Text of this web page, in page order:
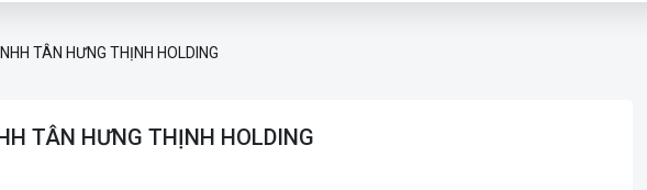
TÂN HƯNG THỊNH HOLDING
TÂN HƯNG THỊNH HOLDING